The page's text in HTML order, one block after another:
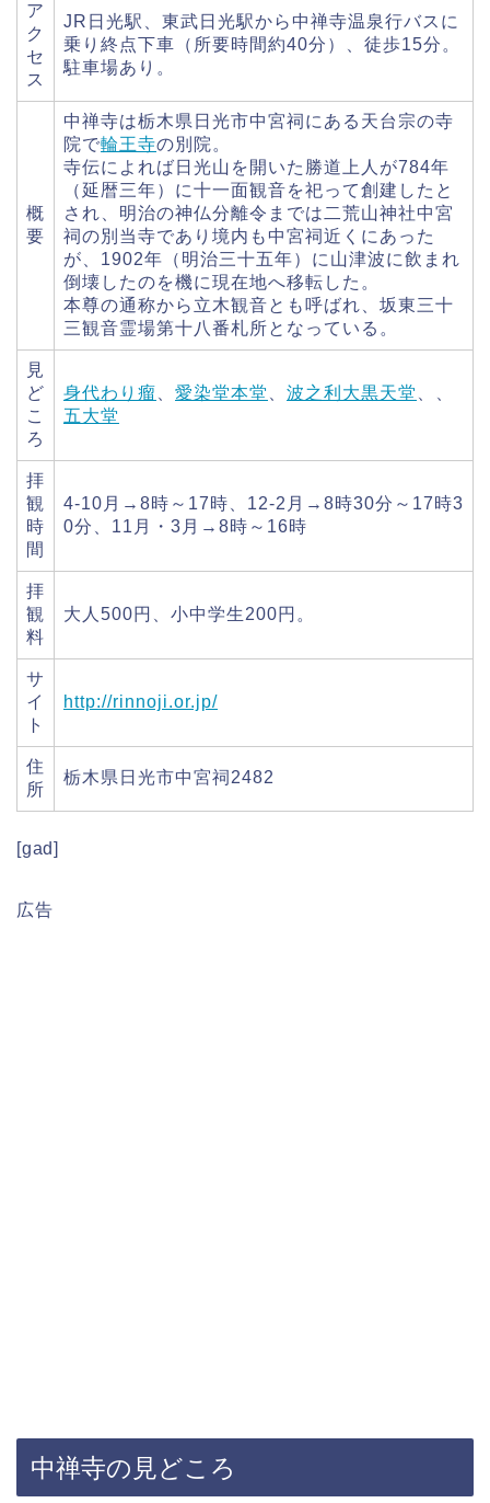
ア
ク
セ
ス
JR日光駅、東武日光駅から中禅寺温泉行バスに
乗り終点下車（所要時間約40分）、徒歩15分。
駐車場あり。
概
要
中禅寺は栃木県日光市中宮祠にある天台宗の寺
院で輪王寺の別院。
寺伝によれば日光山を開いた勝道上人が784年
（延暦三年）に十一面観音を祀って創建したと
され、明治の神仏分離令までは二荒山神社中宮
祠の別当寺であり境内も中宮祠近くにあった
が、1902年（明治三十五年）に山津波に飲まれ
倒壊したのを機に現在地へ移転した。
本尊の通称から立木観音とも呼ばれ、坂東三十
三観音霊場第十八番札所となっている。
見
ど
こ
ろ
身代わり瘤 愛染堂本堂 波之利大黒天堂
五大堂
拝
観
時
間
4-10月→8時～17時、12-2月→8時30分～17時3
0分、11月・3月→8時～16時
拝
観
料
大人500円、小中学生200円。
サ
イ
ト
http://rinnoji.or.jp/
住
所
栃木県日光市中宮祠2482
[gad]
広告
中禅寺の見どころ